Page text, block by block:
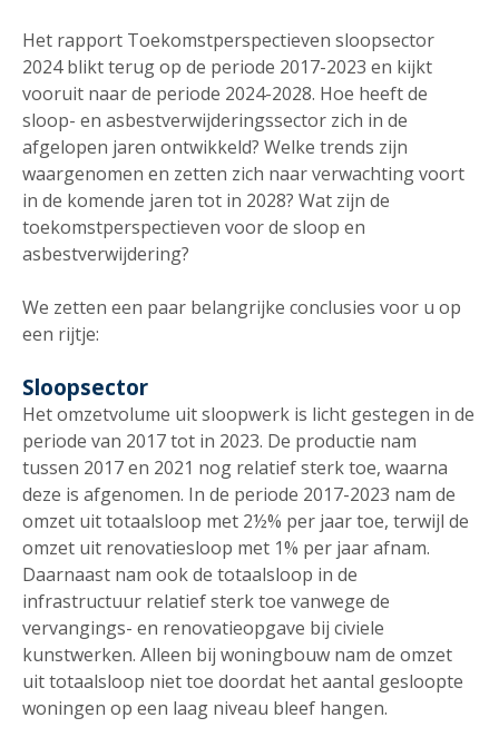
Het rapport Toekomstperspectieven sloopsector
2024 blikt terug op de periode 2017-2023 en kijkt
vooruit naar de periode 2024-2028. Hoe heeft de
sloop- en asbestverwijderingssector zich in de
afgelopen jaren ontwikkeld? Welke trends zijn
waargenomen en zetten zich naar verwachting voort
in de komende jaren tot in 2028? Wat zijn de
toekomstperspectieven voor de sloop en
asbestverwijdering?
We zetten een paar belangrijke conclusies voor u op
een rijtje:
Sloopsector
Het omzetvolume uit sloopwerk is licht gestegen in de
periode van 2017 tot in 2023. De productie nam
tussen 2017 en 2021 nog relatief sterk toe, waarna
deze is afgenomen. In de periode 2017-2023 nam de
omzet uit totaalsloop met 2½% per jaar toe, terwijl de
omzet uit renovatiesloop met 1% per jaar afnam.
Daarnaast nam ook de totaalsloop in de
infrastructuur relatief sterk toe vanwege de
vervangings- en renovatieopgave bij civiele
kunstwerken. Alleen bij woningbouw nam de omzet
uit totaalsloop niet toe doordat het aantal gesloopte
woningen op een laag niveau bleef hangen.